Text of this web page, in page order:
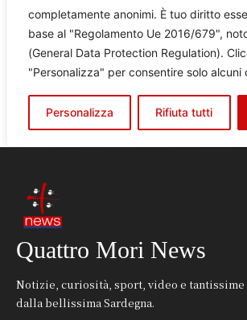
Quattro Mori News
Notizie, curiosità, sport, video e
dalla bellissima Sardegna.